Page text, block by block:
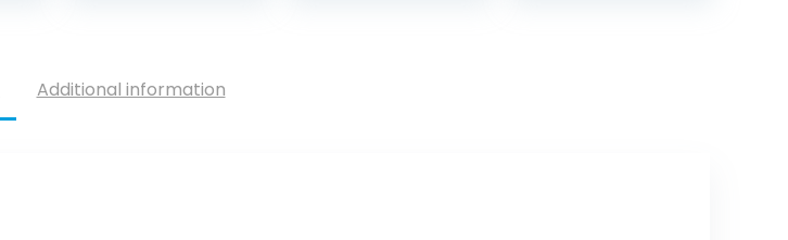
(Color : Green,
Size : 33FT-10M
Additional information